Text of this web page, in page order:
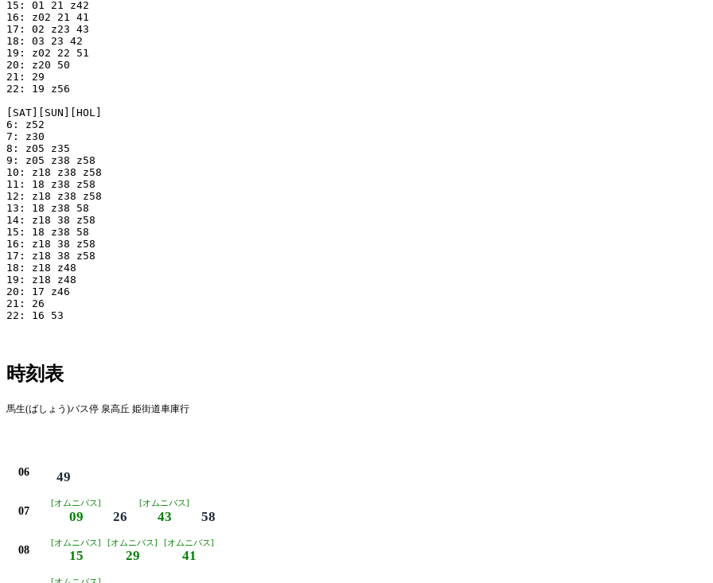
15: 01 21 z42
16: z02 21 41
17: 02 z23 43
18: 03 23 42
19: z02 22 51
20: z20 50
21: 29
22: 19 z56
[SAT][SUN][HOL]
6: z52
7: z30
8: z05 z35
9: z05 z38 z58
10: z18 z38 z58
11: 18 z38 z58
12: z18 z38 z58
13: 18 z38 58
14: z18 38 z58
15: 18 z38 58
16: z18 38 z58
17: z18 38 z58
18: z18 z48
19: z18 z48
20: 17 z46
21: 26
22: 16 53
時刻表
馬生(ばしょう)バス停 泉高丘 姫街道車庫行
06 49
07
[オムニバス]
09 26
[オムニバス]
43 58
08
[オムニバス]
15
[オムニバス]
29
[オムニバス]
41